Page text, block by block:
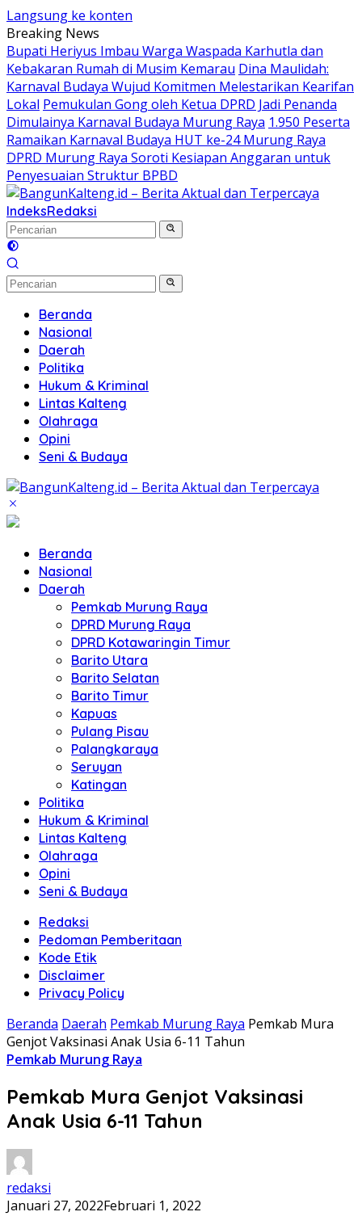
Langsung ke konten
Breaking News
Bupati Heriyus Imbau Warga Waspada Karhutla dan
Kebakaran Rumah di Musim Kemarau Dina Maulidah:
Karnaval Budaya Wujud Komitmen Melestarikan Kearifan
Lokal Pemukulan Gong oleh Ketua DPRD Jadi Penanda
Dimulainya Karnaval Budaya Murung Raya 1.950 Peserta
Ramaikan Karnaval Budaya HUT ke-24 Murung Raya
DPRD Murung Raya Soroti Kesiapan Anggaran untuk
Penyesuaian Struktur BPBD
IndeksRedaksi
Beranda
Nasional
Daerah
Politika
Hukum & Kriminal
Lintas Kalteng
Olahraga
Opini
Seni & Budaya
Beranda
Nasional
Daerah
Pemkab Murung Raya
DPRD Murung Raya
DPRD Kotawaringin Timur
Barito Utara
Barito Selatan
Barito Timur
Kapuas
Pulang Pisau
Palangkaraya
Seruyan
Katingan
Politika
Hukum & Kriminal
Lintas Kalteng
Olahraga
Opini
Seni & Budaya
Redaksi
Pedoman Pemberitaan
Kode Etik
Disclaimer
Privacy Policy
Beranda Daerah Pemkab Murung Raya Pemkab Mura
Genjot Vaksinasi Anak Usia 6-11 Tahun
Pemkab Murung Raya
Pemkab Mura Genjot Vaksinasi
Anak Usia 6-11 Tahun
redaksi
Januari 27, 2022Februari 1, 2022